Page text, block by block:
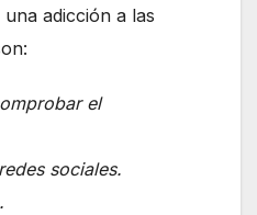
adicción a las
el
sociales.